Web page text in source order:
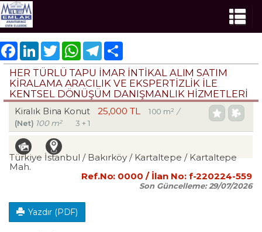
FacebookLinkedInTwitter WhatsAppTelegram
HER TÜRLÜ TAPU İMAR İNTİKAL ALIM SATIM
KİRALAMA ARACILIK VE EKSPERTİZLİK ILE
KENTSEL DÖNÜŞÜM DANIŞMANLIK HİZMETLERİ
Kiralık Bina Konut 25,000 TL 100 m² /
(Net) 100 m² 3 + 1
Türkiye İstanbul / Bakırköy/ Kartaltepe / Kartaltepe
Mah.
Ref.No: 0000 / İlan No: f-220224-559
Son Güncelleme:29/07/2026
Yazdır (PDF)